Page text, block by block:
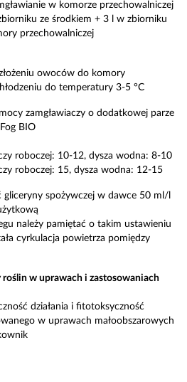
w komorze przechowalniczej
ze środkiem + 3 l w zbiorniku
przechowalniczej
owoców do komory
do temperatury 3-5 °C
zamgławiaczy o dodatkowej parze
BIO
roboczej: 10-12, dysza wodna: 8-10
roboczej: 15, dysza wodna: 12-15
gliceryny spożywczej w dawce 50 ml/l
należy pamiętać o takim ustawieniu
cyrkulacja powietrza pomiędzy
w uprawach i zastosowaniach
działania i fitotoksyczność
w uprawach małoobszarowych